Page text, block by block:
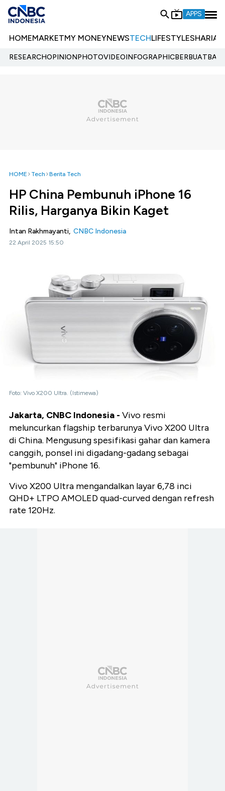
APPS
HOMEMARKETMY MONEYNEWSTECHLIFESTYLESHARIA
RESEARCHOPINIONPHOTOVIDEOINFOGRAPHIC
HOME Tech Berita Tech
HP China Pembunuh iPhone 16
Rilis, Harganya Bikin Kaget
Intan Rakhmayanti, CNBC Indonesia
22 April 2025 15:50
Foto: Vivo X200 Ultra. (Istimewa)
Jakarta, CNBC Indonesia - Vivo resmi
meluncurkan flagship terbarunya Vivo X200 Ultra
di China. Mengusung spesifikasi gahar dan kamera
canggih, ponsel ini digadang-gadang sebagai
"pembunuh" iPhone 16.
Vivo X200 Ultra mengandalkan layar 6,78 inci
QHD+ LTPO AMOLED quad-curved dengan refresh
rate 120Hz.